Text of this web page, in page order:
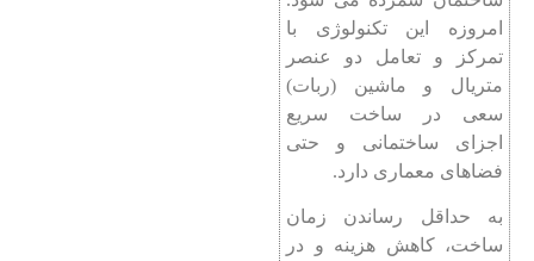
امروزه این تکنولوژی با
تمرکز و تعامل دو عنصر
متریال و ماشین (ربات)
سعی در ساخت سریع
اجزای ساختمانی و حتی
فضاهای معماری دارد.
به حداقل رساندن زمان
ساخت، کاهش هزینه و در